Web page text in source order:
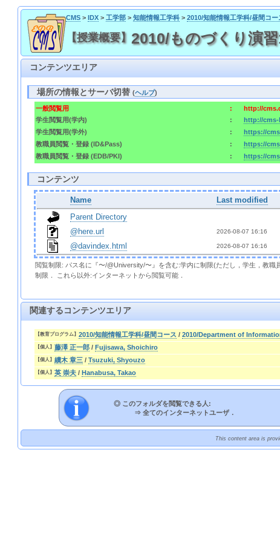
CMS> IDX> 工学部> 知能情報工学科> 2010/知能情報工学科/昼間コー
【授業概要】 2010/ものづくり演
コンテンツエリア
場所の情報とサーバ切替(ヘルプ)
一般閲覧用 :
http://
学生閲覧用(学内)
:
http://cms-
学生閲覧用(学外)
:
https://
教職員閲覧・登録 (ID&Pass)
:
https://
教職員閲覧・登録 (EDB/PKI)
: https://
コンテンツ
Name Last modified
Parent Directory
@here.url 2026-08-07 16:16
@davindex.html 2026-08-07 16:16
閲覧制限: パス名に『〜/@University/〜』を含む:学内に制限(ただし，学生，教
制限． これら以外:インターネットから閲覧可能．
関連するコンテンツエリア
【教育プログラム】2010/知能情報工学科/昼間コース /2010/Department of
【個人】藤澤 正一郎 /Fujisawa, Shoichiro
【個人】續木 章三 /Tsuzuki, Shyouzo
【個人】英 崇夫 /Hanabusa, Takao
◎ このフォルダを閲覧できる人:
⇒全てのインターネットユーザ．
This content area is